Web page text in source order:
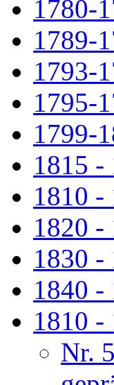
1780-
1789-
1793-
1795-
1799-
1815 -
1810 -
1820 -
1830 -
1840 -
1810
Nr.